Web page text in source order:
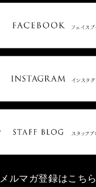
メルマガ登録はこちら